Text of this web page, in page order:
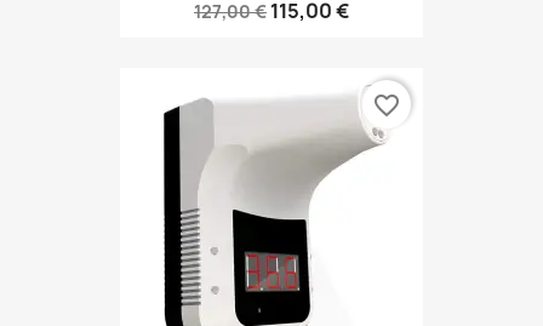
127,00 € 115,00 €
favorite_border